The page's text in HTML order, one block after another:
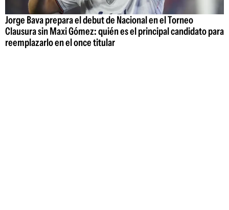
Jorge Bava prepara el debut de Nacional en el Torneo
Clausura sin Maxi Gómez: quién es el principal candidato para
reemplazarlo en el once titular